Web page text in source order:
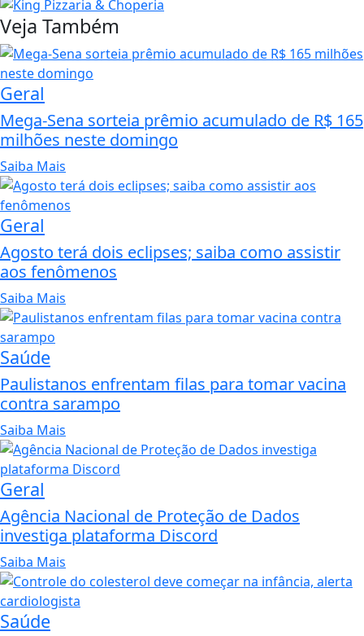
Veja Também
Geral
Mega-Sena sorteia prêmio acumulado de R$ 165
milhões neste domingo
Saiba Mais
Geral
Agosto terá dois eclipses; saiba como assistir
aos fenômenos
Saiba Mais
Saúde
Paulistanos enfrentam filas para tomar vacina
contra sarampo
Saiba Mais
Geral
Agência Nacional de Proteção de Dados
investiga plataforma Discord
Saiba Mais
Saúde